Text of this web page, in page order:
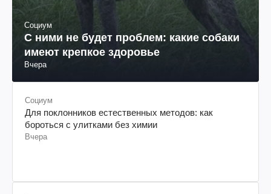
Социум
С ними не будет проблем: какие собаки
имеют крепкое здоровье
Вчера
Социум
Для поклонников естественных методов: как
бороться с улитками без химии
Вчера